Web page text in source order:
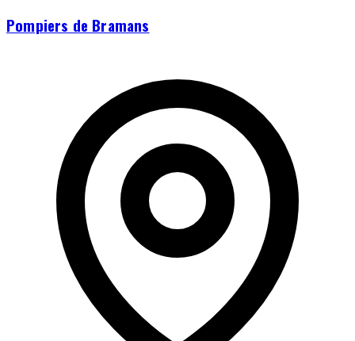
Pompiers de Bramans